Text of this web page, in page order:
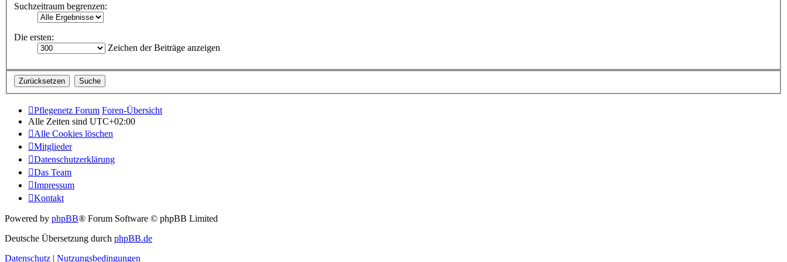
Suchzeitraum begrenzen:
Die ersten:
Zeichen der Beiträge anzeigen
Pflegenetz Forum Foren-Übersicht
Alle Zeiten sind UTC+02:00
Alle Cookies löschen
Mitglieder
Datenschutzerklärung
Das Team
Impressum
Kontakt
Powered by phpBB® Forum Software © phpBB Limited
Deutsche Übersetzung durch phpBB.de
Datenschutz | Nutzungsbedingungen